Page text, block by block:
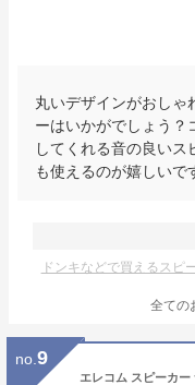
丸いデザインがおしゃ
ーはいかがでしょう？
してくれる音の良い
も使えるのが嬉しいで
ドンキなどで買えるスピ
全ての
no. 9